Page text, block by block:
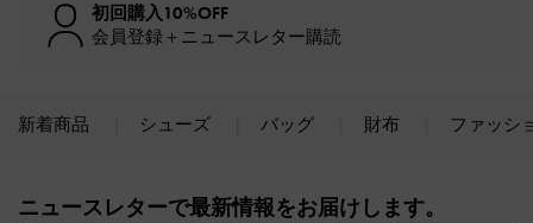
初回購入10%OFF
会員登録＋ニュースレター購読
新着商品 シューズ バッグ 財布 ファッシ
ニュースレターで最新情報をお届けします。​